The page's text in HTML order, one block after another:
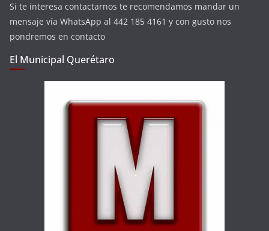
Si te interesa contactarnos te recomendamos mandar un
mensaje vía WhatsApp al 442 185 4161 y con gusto nos
pondremos en contacto
El Municipal Querétaro